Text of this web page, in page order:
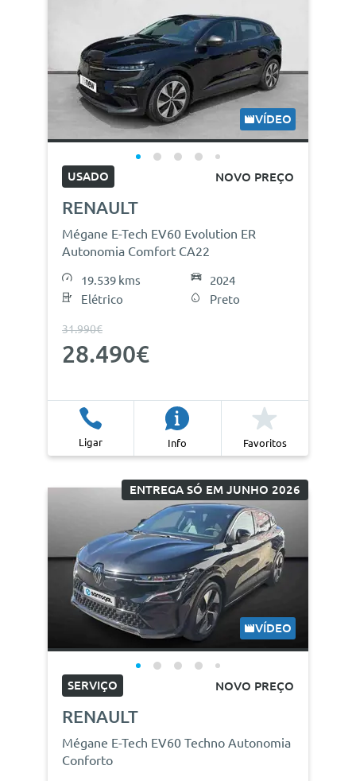
VÍDEO
USADO NOVO PREÇO
RENAULT
Mégane E-Tech EV60 Evolution ER
Autonomia Comfort CA22
19.539 kms
Elétrico
2024
Preto
31.990€
28.490€
Ligar Info Favoritos
ENTREGA SÓ EM JUNHO 2026
VÍDEO
SERVIÇO NOVO PREÇO
RENAULT
Mégane E-Tech EV60 Techno Autonomia
Conforto